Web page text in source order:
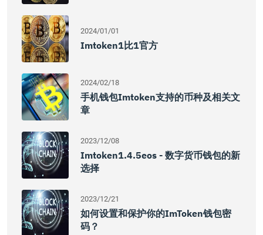
2024/01/01
Imtoken1比1官方
2024/02/18
手机钱包imtoken支持的币种及相关文
章
2023/12/08
Imtoken1.4.5eos - 数字货币钱包的新
选择
2023/12/21
如何设置和保护你的imToken钱包密
码？